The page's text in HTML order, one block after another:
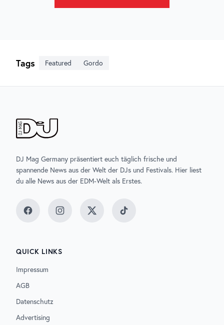
Tags Featured Gordo
DJ Mag Germany präsentiert euch täglich frische und
spannende News aus der Welt der DJs und Festivals. Hier liest
du alle News aus der EDM-Welt als Erstes.
FacebookInstagramTwitter TikTok
QUICK LINKS
Impressum
AGB
Datenschutz
Advertising